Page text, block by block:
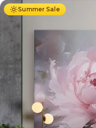
Summer Sale